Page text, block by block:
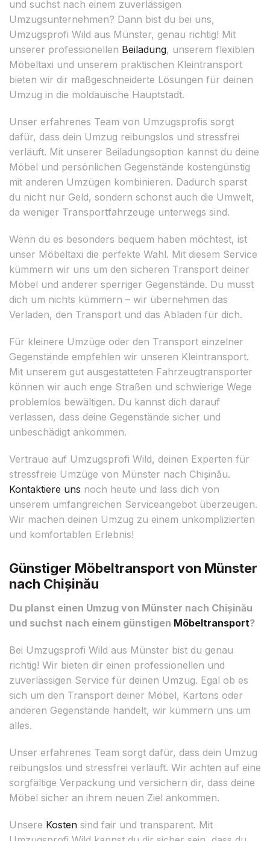
und suchst nach einem zuverlässigen
Umzugsunternehmen? Dann bist du bei uns,
Umzugsprofi Wild aus Münster, genau richtig! Mit
unserer professionellen Beiladung, unserem flexiblen
Möbeltaxi und unserem praktischen Kleintransport
bieten wir dir maßgeschneiderte Lösungen für deinen
Umzug in die moldauische Hauptstadt.
Unser erfahrenes Team von Umzugsprofis sorgt
dafür, dass dein Umzug reibungslos und stressfrei
verläuft. Mit unserer Beiladungsoption kannst du deine
Möbel und persönlichen Gegenstände kostengünstig
mit anderen Umzügen kombinieren. Dadurch sparst
du nicht nur Geld, sondern schonst auch die Umwelt,
da weniger Transportfahrzeuge unterwegs sind.
Wenn du es besonders bequem haben möchtest, ist
unser Möbeltaxi die perfekte Wahl. Mit diesem Service
kümmern wir uns um den sicheren Transport deiner
Möbel und anderer sperriger Gegenstände. Du musst
dich um nichts kümmern – wir übernehmen das
Verladen, den Transport und das Abladen für dich.
Für kleinere Umzüge oder den Transport einzelner
Gegenstände empfehlen wir unseren Kleintransport.
Mit unserem gut ausgestatteten Fahrzeugtransporter
können wir auch enge Straßen und schwierige Wege
problemlos bewältigen. Du kannst dich darauf
verlassen, dass deine Gegenstände sicher und
unbeschädigt ankommen.
Vertraue auf Umzugsprofi Wild, deinen Experten für
stressfreie Umzüge von Münster nach Chișinău.
Kontaktiere uns noch heute und lass dich von
unserem umfangreichen Serviceangebot überzeugen.
Wir machen deinen Umzug zu einem unkomplizierten
und komfortablen Erlebnis!
Günstiger Möbeltransport von Münster
nach Chișinău
Du planst einen Umzug von Münster nach Chișinău
und suchst nach einem günstigen Möbeltransport?
Bei Umzugsprofi Wild aus Münster bist du genau
richtig! Wir bieten dir einen professionellen und
zuverlässigen Service für deinen Umzug. Egal ob es
sich um den Transport deiner Möbel, Kartons oder
anderen Gegenstände handelt, wir kümmern uns um
alles.
Unser erfahrenes Team sorgt dafür, dass dein Umzug
reibungslos und stressfrei verläuft. Wir achten auf eine
sorgfältige Verpackung und versichern dir, dass deine
Möbel sicher an ihrem neuen Ziel ankommen.
Unsere Kosten sind fair und transparent. Mit